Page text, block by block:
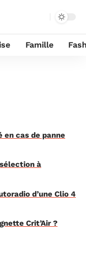
Famille
en cas de panne
à
d’une Clio 4
Crit’Air ?